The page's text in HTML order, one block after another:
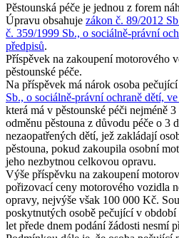
Pěstounská péče je jednou z forem
Úpravu obsahuje zákon č. 89/2012
č. 359/1999 Sb., o sociálně-právní
předpisů.
Příspěvek na zakoupení motorového
pěstounské péče.
Na příspěvek má nárok osoba
Sb., o sociálně-právní ochraně dětí,
která má v pěstounské péči nejméně
odměnu pěstouna z důvodu péče o 3
nezaopatřených dětí, jež zakládají
pěstouna, pokud zakoupila osobní
jeho nezbytnou celkovou opravu.
Výše příspěvku na zakoupení
pořizovací ceny motorového vozidla
opravy, nejvýše však 100 000 Kč.
poskytnutých osobě pečující v
let přede dnem podání žádosti nesmí